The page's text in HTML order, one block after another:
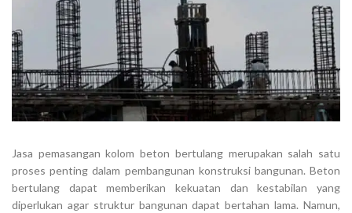
Jasa pemasangan kolom beton bertulang merupakan salah satu
proses penting dalam pembangunan konstruksi bangunan. Beton
bertulang dapat memberikan kekuatan dan kestabilan yang
diperlukan agar struktur bangunan dapat bertahan lama. Namun,